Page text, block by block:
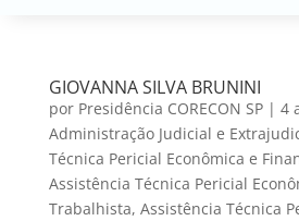
GIOVANNA SILVA BRUNINI
por Presidência CORECON SP| 4
Administração Judicial e
Técnica Pericial Econômica e
Assistência Técnica Pericial
Trabalhista, Assistência Técnica